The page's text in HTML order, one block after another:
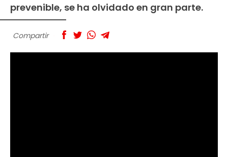
prevenible, se ha olvidado en gran parte.
Compartir